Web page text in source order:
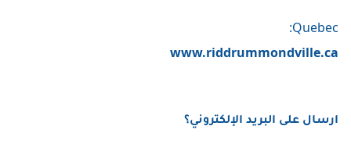
Quebec:
www.riddrummondville.ca
ارسال على البريد الإلكتروني؟